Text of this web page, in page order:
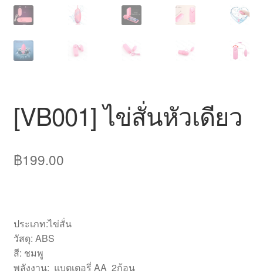
[VB001] ไข่สั่นหัวเดียว
฿199.00
ประเภท:ไข่สั่น
วัสดุ: ABS
สี: ชมพู
พลังงาน: แบตเตอรี่ AA 2ก้อน